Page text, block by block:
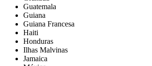
Guatemala
Guiana
Guiana Francesa
Haiti
Honduras
Ilhas Malvinas
Jamaica